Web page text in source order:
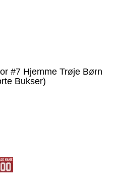
#7 Hjemme Trøje Børn
Bukser)